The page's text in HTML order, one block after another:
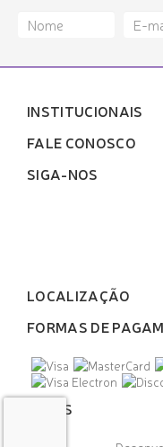
INSTITUCIONAIS
FALE CONOSCO
SIGA-NOS
LOCALIZAÇÃO
FORMAS DE
SELOS